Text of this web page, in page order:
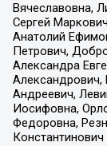
Вячеславовна,
Сергей
Анатолий
Петрович,
Александра
Александрович,
Андреевич,
Иосифовна,
Федоровна,
Константинович